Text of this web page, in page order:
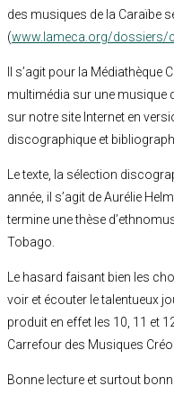
des musiques de la Caraïbe
(www.lameca.org/dossiers/
Il s’agit pour la
multimédia sur une musique
sur notre site Internet en
discographique et
Le texte, la sélection
année, il s’agit de Aurélie
termine une thèse
Tobago.
Le hasard faisant bien les
voir et écouter le talentueux
produit en effet les 10, 11 et
Carrefour des Musiques
Bonne lecture et surtout